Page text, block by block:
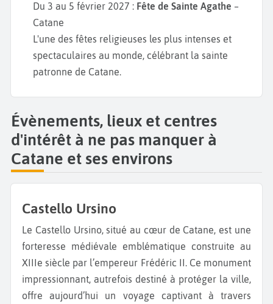
Du 3 au 5 février 2027 : Fête de Sainte Agathe –
Catane
L'une des fêtes religieuses les plus intenses et
spectaculaires au monde, célébrant la sainte
patronne de Catane.
Évènements, lieux et centres
d'intérêt à ne pas manquer à
Catane et ses environs
Castello Ursino
Le Castello Ursino, situé au cœur de Catane, est une
forteresse médiévale emblématique construite au
XIIIe siècle par l’empereur Frédéric II. Ce monument
impressionnant, autrefois destiné à protéger la ville,
offre aujourd’hui un voyage captivant à travers